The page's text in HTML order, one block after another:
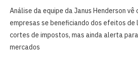
Análise da equipe da Janus Henderson vê
empresas se beneficiando dos efeitos
cortes de impostos, mas ainda alerta
mercados